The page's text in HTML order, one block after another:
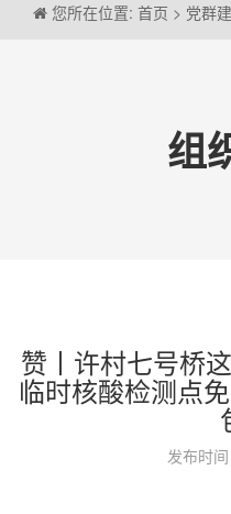
您所在位置: 首页 > 党群
组
赞丨许村七号桥
临时核酸检测点
发布时